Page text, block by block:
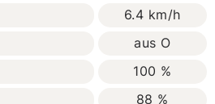
6.4 km/h
aus O
100 %
88 %